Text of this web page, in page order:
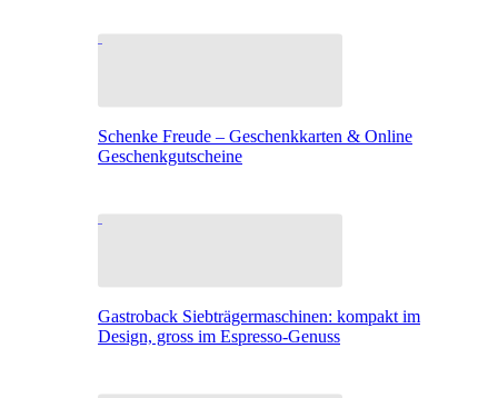
Schenke Freude – Geschenkkarten & Online
Geschenkgutscheine
Gastroback Siebträgermaschinen: kompakt im
Design, gross im Espresso-Genuss